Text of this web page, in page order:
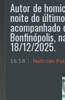
Autor de
noite do
acompanhado
Bonfinópolis,
18/12/2025.
16:58 Notícias